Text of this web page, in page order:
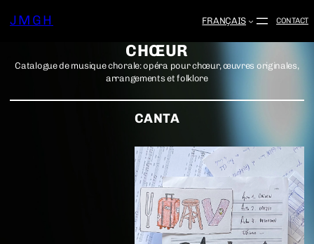
JMGH FRANÇAIS CONTACT
CHŒUR
Catalogue de musique chorale: opéra pour chœur, œuvres originales,
arrangements et folklore
CANTA